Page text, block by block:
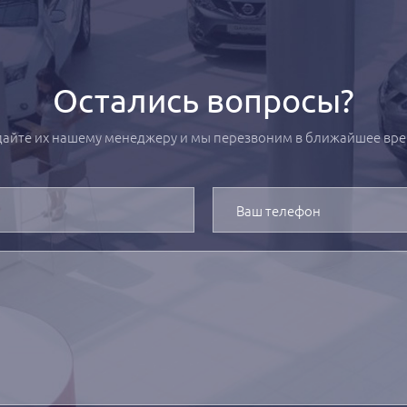
Остались вопросы?
их нашему менеджеру и мы перезвоним в ближайшее